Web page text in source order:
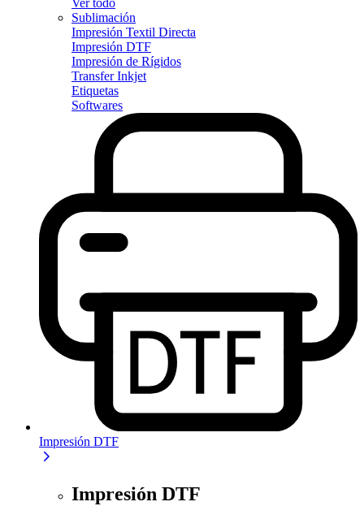
Ver todo
Sublimación
Impresión Textil Directa
Impresión DTF
Impresión de Rígidos
Transfer Inkjet
Etiquetas
Softwares
Impresión DTF
Impresión DTF